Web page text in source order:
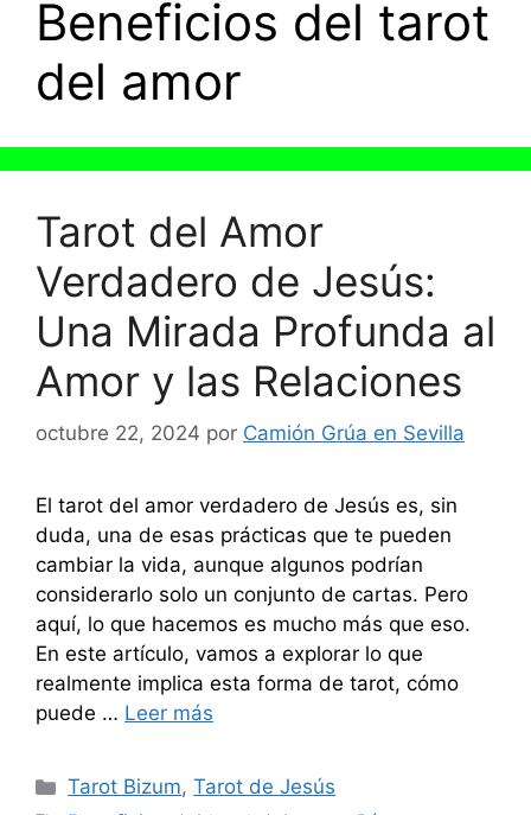
Beneficios del tarot
del amor
Tarot del Amor
Verdadero de Jesús:
Una Mirada Profunda al
Amor y las Relaciones
octubre 22, 2024 por Camión Grúa en Sevilla
El tarot del amor verdadero de Jesús es, sin
duda, una de esas prácticas que te pueden
cambiar la vida, aunque algunos podrían
considerarlo solo un conjunto de cartas. Pero
aquí, lo que hacemos es mucho más que eso.
En este artículo, vamos a explorar lo que
realmente implica esta forma de tarot, cómo
puede … Leer más
Categorías
Tarot Bizum,Tarot de Jesús